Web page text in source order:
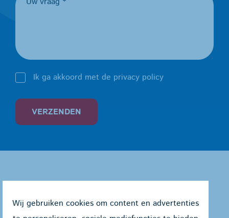
Ik ga akkoord met de privacy policy
VERZENDEN
Wij gebruiken cookies om content en advertenties